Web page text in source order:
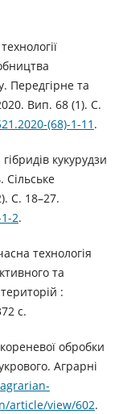
Передгірне та
Вип. 68 (1). С.
(68)-1-11 .
кукурудзи
Сільське
С. 18–27.
2.
технологія
та
:
с.
обробки
Аграрні
article/view/602.